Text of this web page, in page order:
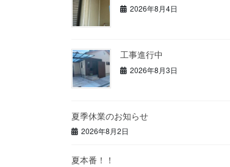
2026年8月4日
工事進行中
2026年8月3日
夏季休業のお知らせ
2026年8月2日
夏本番！！